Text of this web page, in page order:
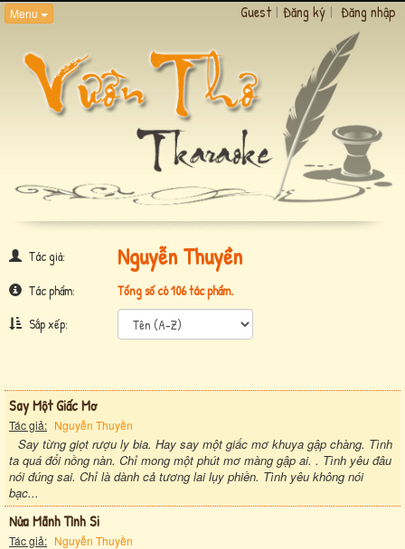
Menu Guest | Đăng ký | Đăng nhập
Tác giả: Nguyễn Thuyền
Tác phẩm:
Tổng số có 106 tác phẩm.
Sắp xếp:
Say Một Giấc Mơ
Tác giả: Nguyễn Thuyền
Say từng giọt rượu ly bia. Hay say một giấc mơ khuya gập chàng. Tình
ta quá đổi nồng nàn. Chỉ mong một phút mơ màng gập ai. . Tình yêu đâu
nói đúng sai. Chỉ là dành cả tương lai lụy phiền. Tình yêu không nói
bạc...
Nửa Mãnh Tình Si
Tác giả: Nguyễn Thuyền